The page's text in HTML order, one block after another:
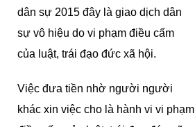
dân sự 2015 đây là giao dịch dân
sự vô hiệu do vi phạm điều cấm
của luật, trái đạo đức xã hội.
Việc đưa tiền nhờ người người
khác xin việc cho là hành vi vi phạm